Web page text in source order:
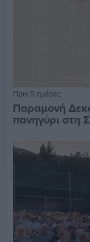
Πριν 5 ημέρες
Παραμονή
πανηγύρι στη